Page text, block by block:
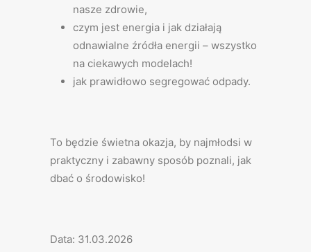
nasze zdrowie,
czym jest energia i jak działają
odnawialne źródła energii – wszystko
na ciekawych modelach!
jak prawidłowo segregować odpady.
To będzie świetna okazja, by najmłodsi w
praktyczny i zabawny sposób poznali, jak
dbać o środowisko!
Data: 31.03.2026